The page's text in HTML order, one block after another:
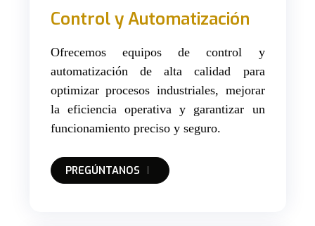
Control y Automatización
Ofrecemos equipos de control y
automatización de alta calidad para
optimizar procesos industriales, mejorar
la eficiencia operativa y garantizar un
funcionamiento preciso y seguro.
PREGÚNTANOS